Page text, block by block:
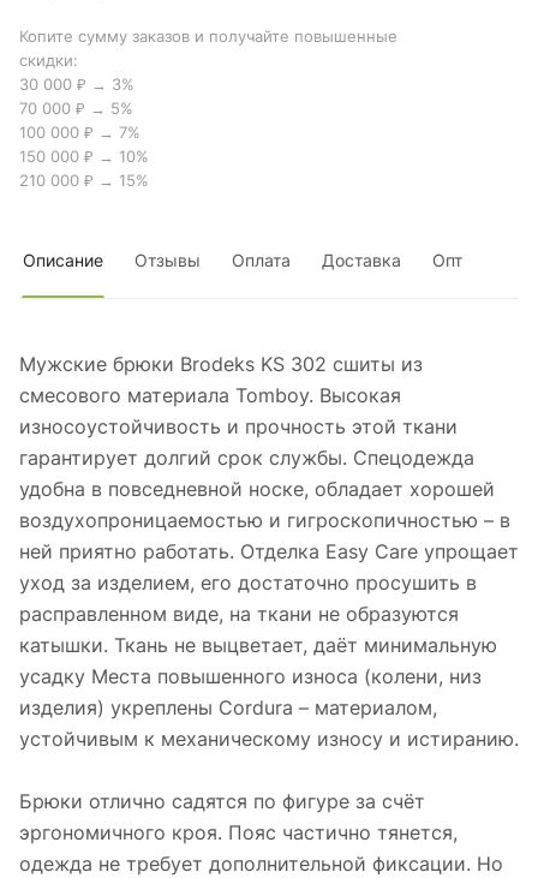
Копите сумму заказов и получайте повышенные
скидки:
30 000 ₽ → 3%
70 000 ₽ → 5%
100 000 ₽ → 7%
150 000 ₽ → 10%
210 000 ₽ → 15%
Описание Отзывы Оплата Доставка Опт
Мужские брюки Brodeks KS 302 сшиты из
смесового материала Tomboy. Высокая
износоустойчивость и прочность этой ткани
гарантирует долгий срок службы. Спецодежда
удобна в повседневной носке, обладает хорошей
воздухопроницаемостью и гигроскопичностью – в
ней приятно работать. Отделка Easy Care упрощает
уход за изделием, его достаточно просушить в
расправленном виде, на ткани не образуются
катышки. Ткань не выцветает, даёт минимальную
усадку Места повышенного износа (колени, низ
изделия) укреплены Cordura – материалом,
устойчивым к механическому износу и истиранию.
Брюки отлично садятся по фигуре за счёт
эргономичного кроя. Пояс частично тянется,
одежда не требует дополнительной фиксации. Но